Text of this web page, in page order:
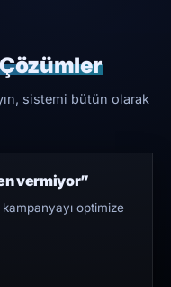
sistemi bütün olarak
vermiyor”
kampanyayı optimize